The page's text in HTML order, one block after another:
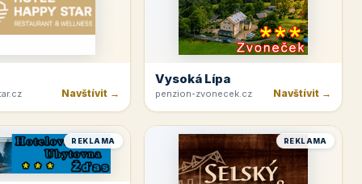
Navštívit →
Vysoká Lípa
penzion-zvonecek.cz Navštívit →
REKLAMA REKLAMA